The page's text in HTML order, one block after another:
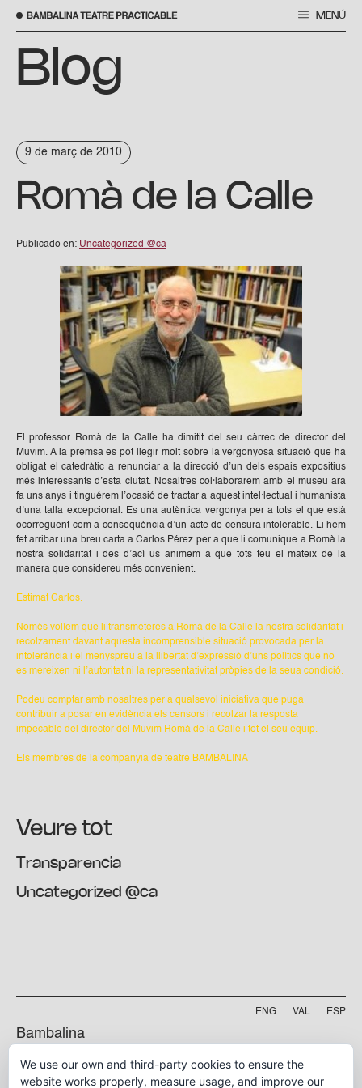
MENÚ
Blog
Veure tot
Transparencia
Uncategorized @ca
9 de març de 2010
Romà de la Calle
Publicado en: Uncategorized @ca
El professor Romà de la Calle ha dimitit del seu càrrec de director del
Muvim. A la premsa es pot llegir molt sobre la vergonyosa situació que ha
obligat el catedràtic a renunciar a la direcció d’un dels espais expositius
més interessants d’esta ciutat. Nosaltres col·laborarem amb el museu ara
fa uns anys i tinguérem l’ocasió de tractar a aquest intel·lectual i humanista
d’una talla excepcional. Es una autèntica vergonya per a tots el que està
ocorreguent com a conseqüència d’un acte de censura intolerable. Li hem
fet arribar una breu carta a Carlos Pérez per a que li comunique a Romà la
nostra solidaritat i des d’ací us animem a que tots feu el mateix de la
manera que considereu més convenient.
Estimat Carlos.
Només volíem que li transmeteres a Romà de la Calle la nostra solidaritat i
recolzament davant aquesta incomprensible situació provocada per la
intolerància i el menyspreu a la llibertat d’expressió d’uns polítics que no
es mereixen ni l’autoritat ni la representativitat pròpies de la seua condició.
Podeu comptar amb nosaltres per a qualsevol iniciativa que puga
contribuir a posar en evidència els censors i recolzar la resposta
impecable del director del Muvim Romà de la Calle i tot el seu equip.
Els membres de la companyia de teatre BAMBALINA
ENG VAL ESP
Bambalina
Practicable
Projecte finançat per
We use our own and third-party cookies to ensure the
website works properly, measure usage, and improve our